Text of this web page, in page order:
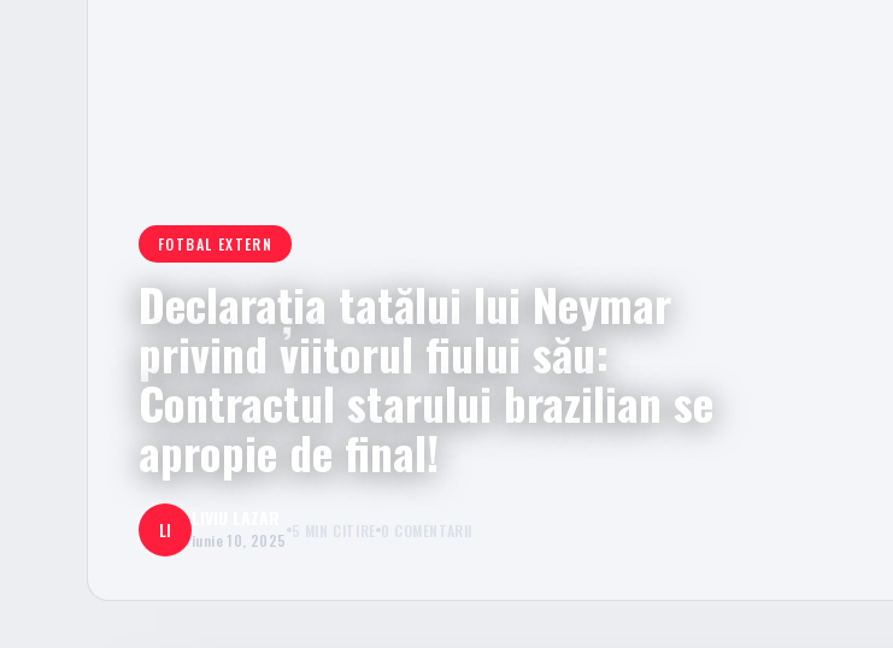
FOTBAL EXTERN
Declarația tatălui lui Neymar
privind viitorul fiului său:
Contractul starului brazilian se
apropie de final!
LI iunie 10, 2025 5 MIN CITIRE 0 COMENTARII